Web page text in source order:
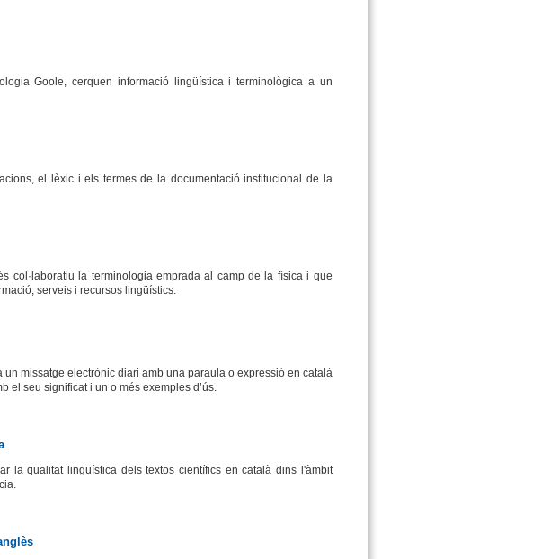
Goole, cerquen informació lingüística i terminològica a un
el lèxic i els termes de la documentació institucional de la
col·laboratiu la terminologia emprada al camp de la física i que
serveis i recursos lingüístics.
un missatge electrònic diari amb una paraula o expressió en català
el seu significat i un o més exemples d’ús.
la qualitat lingüística dels textos científics en català dins l'àmbit